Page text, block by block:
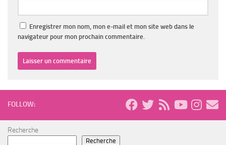
Enregistrer mon nom, mon e-mail et mon site web dans le
navigateur pour mon prochain commentaire.
FOLLOW:
Recherche
Recherche